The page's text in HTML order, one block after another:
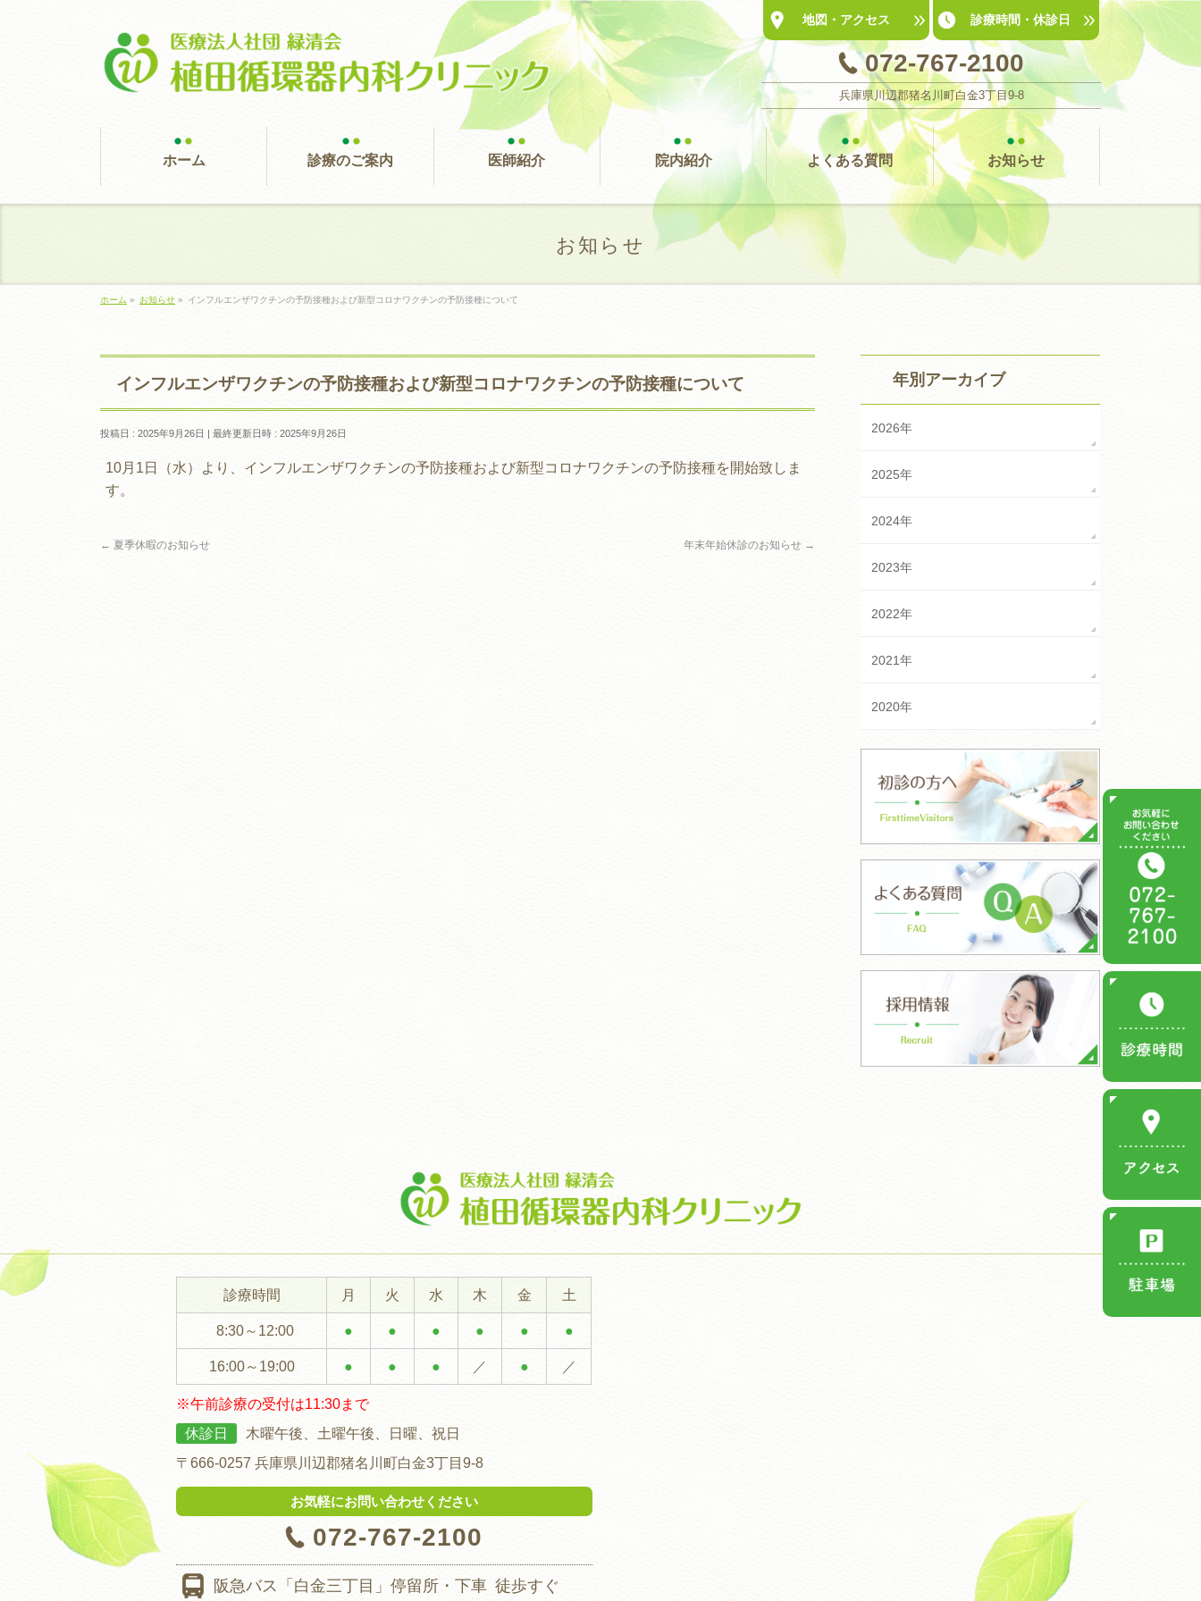
地図 ・ アクセス 診療時間 ・ 休診日
072-767-2100
兵庫県川辺郡猪名川町白金3丁目9-8
ホーム 診療のご案内 医師紹介 院内紹介 よくある質問 お知らせ
お知らせ
ホーム » お知らせ » インフルエンザワクチンの予防接種および新型コロナワクチンの予防接種について
インフルエンザワクチンの予防接種および新型コロナワクチンの予防接種について
投稿日 : 2025年9月26日 最終更新日時 : 2025年9月26日
10月1日（水）より、インフルエンザワクチンの予防接種および新型コロナワクチンの予防接種を開始致しま
す。
← 夏季休暇のお知らせ 年末年始休診のお知らせ →
年別アーカイブ
2026年
2025年
2024年
2023年
2022年
2021年
2020年
診療時間 月 火 水 木 金 土
8:30～12:00 ● ● ● ● ● ●
16:00～19:00 ● ● ● ／ ● ／
※午前診療の受付は11:30まで
休診日
木曜午後、土曜午後、日曜、祝日
〒666-0257 兵庫県川辺郡猪名川町白金3丁目9-8
お気軽にお問い合わせください
072-767-2100
阪急バス 「白金三丁目」停留所・下車 徒歩すぐ